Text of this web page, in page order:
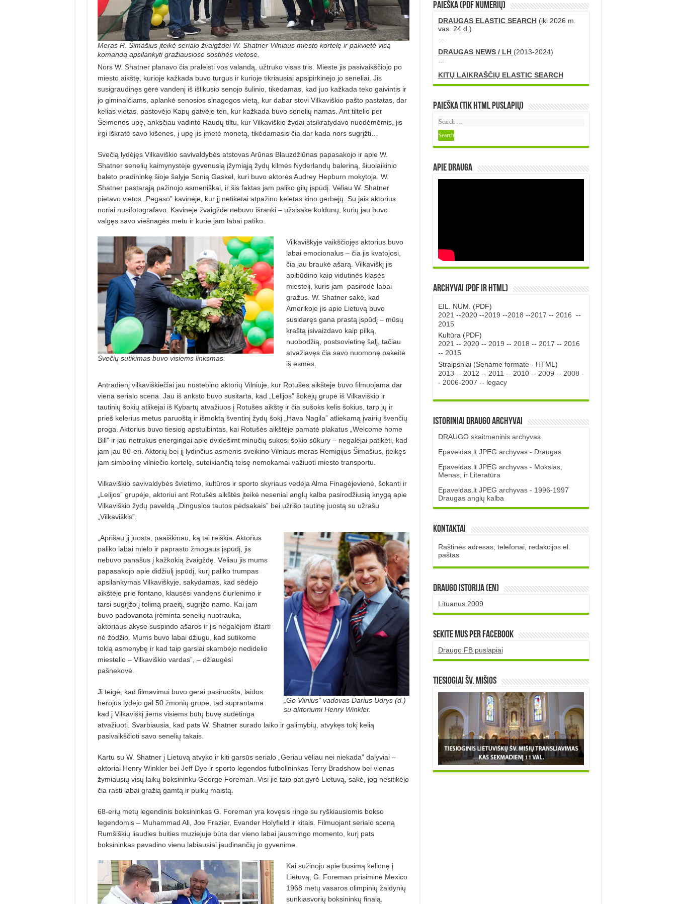
Meras R. Šimašius įteikė serialo žvaigždei W. Shatner Vilniaus miesto kortelę ir pakvietė visą
komandą apsilankyti gražiausiose sostinės vietose.
Nors W. Shatner planavo čia praleisti vos valandą, užtruko visas tris. Mieste jis pasivaikščiojo po
miesto aikštę, kurioje kažkada buvo turgus ir kurioje tikriausiai apsipirkinėjo jo seneliai. Jis
susigraudinęs gėrė vandenį iš išlikusio senojo šulinio, tikėdamas, kad juo kažkada teko gaivintis ir
jo giminaičiams, aplankė senosios sinagogos vietą, kur dabar stovi Vilkaviškio pašto pastatas, dar
kelias vietas, pastovėjo Kapų gatvėje ten, kur kažkada buvo senelių namas. Ant tiltelio per
Šeimenos upę, anksčiau vadinto Raudų tiltu, kur Vilkaviškio žydai atsikratydavo nuodėmėmis, jis
irgi iškratė savo kišenes, į upę jis įmetė monetą, tikėdamasis čia dar kada nors sugrįžti…
Svečią lydėjęs Vilkaviškio savivaldybės atstovas Arūnas Blauzdžiūnas papasakojo ir apie W.
Shatner senelių kaimynystėje gyvenusią įžymiąją žydų kilmės Nyderlandų baleriną, šiuolaikinio
baleto pradininkę šioje šalyje Sonią Gaskel, kuri buvo aktorės Audrey Hepburn mokytoja. W.
Shatner pastarąją pažinojo asmeniškai, ir šis faktas jam paliko gilų įspūdį. Vėliau W. Shatner
pietavo vietos „Pegaso” kavinėje, kur jį netikėtai atpažino keletas kino gerbėjų. Su jais aktorius
noriai nusifotografavo. Kavinėje žvaigždė nebuvo išranki – užsisakė koldūnų, kurių jau buvo
valgęs savo viešnagės metu ir kurie jam labai patiko.
Svečių sutikimas buvo visiems linksmas.
Vilkaviškyje vaikščiojęs aktorius buvo
labai emocionalus – čia jis kvatojosi,
čia jau braukė ašarą. Vilkaviškį jis
apibūdino kaip vidutinės klasės
miestelį, kuris jam
pasirodė labai
gražus. W. Shatner sakė, kad
Amerikoje jis apie Lietuvą buvo
susidaręs gana prastą įspūdį – mūsų
kraštą įsivaizdavo kaip pilką,
nuobodžią, postsovietinę šalį, tačiau
atvažiavęs čia savo nuomonę pakeitė
iš esmės.
Antradienį vilkaviškiečiai jau nustebino aktorių Vilniuje, kur Rotušės aikštėje buvo filmuojama dar
viena serialo scena. Jau iš anksto buvo susitarta, kad „Lelijos” šokėjų grupė iš Vilkaviškio ir
tautinių šokių atlikėjai iš Kybartų atvažiuos į Rotušės aikštę ir čia sušoks kelis šokius, tarp jų ir
prieš kelerius metus paruoštą ir išmoktą šventinį žydų šokį „Hava Nagila” atliekamą įvairių švenčių
proga. Aktorius buvo tiesiog apstulbintas, kai Rotušės aikštėje pamatė plakatus „Welcome home
Bill” ir jau netrukus energingai apie dvidešimt minučių sukosi šokio sūkury – negalėjai patikėti, kad
jam jau 86-eri. Aktorių bei jį lydinčius asmenis sveikino Vilniaus meras Remigijus Šimašius, įteikęs
jam simbolinę vilniečio kortelę, suteikiančią teisę nemokamai važiuoti miesto transportu.
Vilkaviškio savivaldybės švietimo, kultūros ir sporto skyriaus vedėja Alma Finagėjevienė, šokanti ir
„Lelijos” grupėje, aktoriui ant Rotušės aikštės įteikė neseniai anglų kalba pasirodžiusią knygą apie
Vilkaviškio žydų paveldą „Dingusios tautos pėdsakais” bei užrišo tautinę juostą su užrašu
„Vilkaviškis”.
„Go Vilnius” vadovas Darius Udrys (d.)
su aktoriumi Henry Winkler.
„Aprišau jį juosta, paaiškinau, ką tai reiškia. Aktorius
paliko labai mielo ir paprasto žmogaus įspūdį, jis
nebuvo panašus į kažkokią žvaigždę. Vėliau jis mums
papasakojo apie didžiulį įspūdį, kurį paliko trumpas
apsilankymas Vilkaviškyje, sakydamas, kad sėdėjo
aikštėje prie fontano, klausėsi vandens čiurlenimo ir
tarsi sugrįžo į tolimą praeitį, sugrįžo namo. Kai jam
buvo padovanota įrėminta senelių nuotrauka,
aktoriaus akyse suspindo ašaros ir jis negalėjom ištarti
nė žodžio. Mums buvo labai džiugu, kad sutikome
tokią asmenybę ir kad taip garsiai skambėjo nedidelio
miestelio – Vilkaviškio vardas”, – džiaugėsi
pašnekovė.
Ji teigė, kad filmavimui buvo gerai pasiruošta, laidos
herojus lydėjo gal 50 žmonių grupė, tad suprantama
kad į Vilkaviškį jiems visiems būtų buvę sudėtinga
atvažiuoti. Svarbiausia, kad pats W. Shatner surado laiko ir galimybių, atvykęs tokį kelią
pasivaikščioti savo senelių takais.
Kartu su W. Shatner į Lietuvą atvyko ir kiti garsūs serialo „Geriau vėliau nei niekada” dalyviai –
aktoriai Henry Winkler bei Jeff Dye ir sporto legendos futbolininkas Terry Bradshow bei vienas
žymiausių visų laikų boksininku George Foreman. Visi jie taip pat gyrė Lietuvą, sakė, jog nesitikėjo
čia rasti labai gražią gamtą ir puikų maistą.
68-erių metų legendinis boksininkas G. Foreman yra kovęsis ringe su ryškiausiomis bokso
legendomis – Muhammad Ali, Joe Frazier, Evander Holyfield ir kitais. Filmuojant serialo sceną
Rumšiškių liaudies buities muziejuje būta dar vieno labai jausmingo momento, kurį pats
boksininkas pavadino vienu labiausiai jaudinančių jo gyvenime.
Kai sužinojo apie būsimą kelionę į
Lietuvą, G. Foreman prisiminė Mexico
1968 metų vasaros olimpinių žaidynių
sunkiasvorių boksininkų finalą,
PAIEŠKA (PDF numerių)
DRAUGAS ELASTIC SEARCH(iki 2026 m.
vas. 24 d.)
...
DRAUGAS NEWS / LH (2013-2024)
...
KITŲ LAIKRAŠČIŲ ELASTIC SEARCH
Paieška (tik HTML puslapių)
Apie DRAUGA
Archyvai (PDF ir HTML)
EIL. NUM. (PDF)
2021 --2020--2019 --2018 --2017 -- 2016 --
2015
Kultūra (PDF)
2021 -- 2020-- 2019 -- 2018 -- 2017 -- 2016
-- 2015
Straipsniai (Sename formate - HTML)
2013 -- 2012 -- 2011 -- 2010-- 2009 -- 2008 -
- 2006-2007 -- legacy
Istoriniai DRAUGO Archyvai
DRAUGO skaitmeninis archyvas
Epaveldas.lt JPEG archyvas - Draugas
Epaveldas.lt JPEG archyvas - Mokslas,
Menas, ir Literatūra
Epaveldas.lt JPEG archyvas - 1996-1997
Draugas anglų kalba
Kontaktai
Raštinės adresas, telefonai, redakcijos el.
paštas
DRAUGO istorija (EN)
Lituanus 2009
Sekite mus per Facebook
Draugo FB puslapiai
TIESIOGIAI šv. MIŠIOS